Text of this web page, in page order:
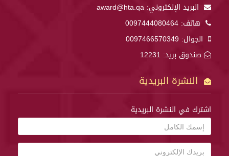
البريد الإلكتروني: award@hta.qa
هاتف: 0097444080464
الجوال: 0097466570349
صندوق بريد: 12231
النشرة البريدية
اشترك في النشرة البريدية